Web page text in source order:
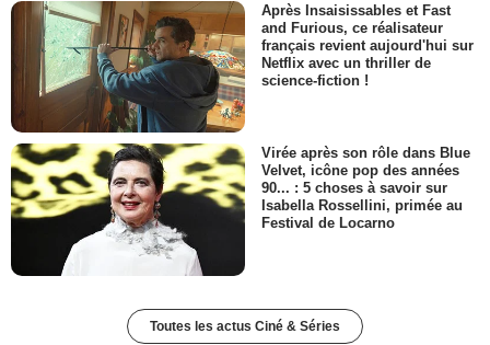
Après Insaisissables et Fast
and Furious, ce réalisateur
français revient aujourd'hui sur
Netflix avec un thriller de
science-fiction !
Virée après son rôle dans Blue
Velvet, icône pop des années
90... : 5 choses à savoir sur
Isabella Rossellini, primée au
Festival de Locarno
Toutes les actus Ciné & Séries